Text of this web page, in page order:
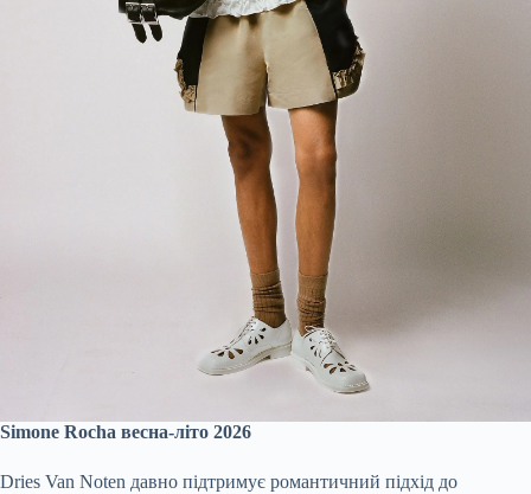
Simone Rocha весна-літо 2026
Dries Van Noten давно підтримує романтичний підхід до